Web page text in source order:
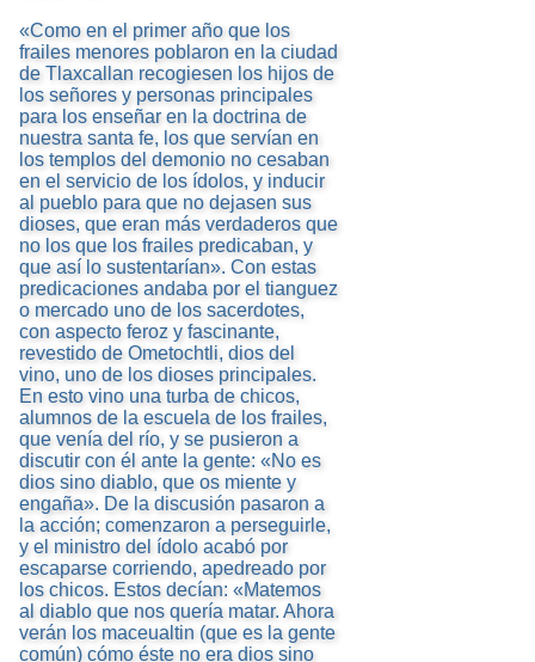
«Como en el primer año que los
frailes menores poblaron en la ciudad
de Tlaxcallan recogiesen los hijos de
los señores y personas principales
para los enseñar en la doctrina de
nuestra santa fe, los que servían en
los templos del demonio no cesaban
en el servicio de los ídolos, y inducir
al pueblo para que no dejasen sus
dioses, que eran más verdaderos que
no los que los frailes predicaban, y
que así lo sustentarían». Con estas
predicaciones andaba por el tianguez
o mercado uno de los sacerdotes,
con aspecto feroz y fascinante,
revestido de Ometochtli, dios del
vino, uno de los dioses principales.
En esto vino una turba de chicos,
alumnos de la escuela de los frailes,
que venía del río, y se pusieron a
discutir con él ante la gente: «No es
dios sino diablo, que os miente y
engaña». De la discusión pasaron a
la acción; comenzaron a perseguirle,
y el ministro del ídolo acabó por
escaparse corriendo, apedreado por
los chicos. Estos decían: «Matemos
al diablo que nos quería matar. Ahora
verán los maceualtin (que es la gente
común) cómo éste no era dios sino